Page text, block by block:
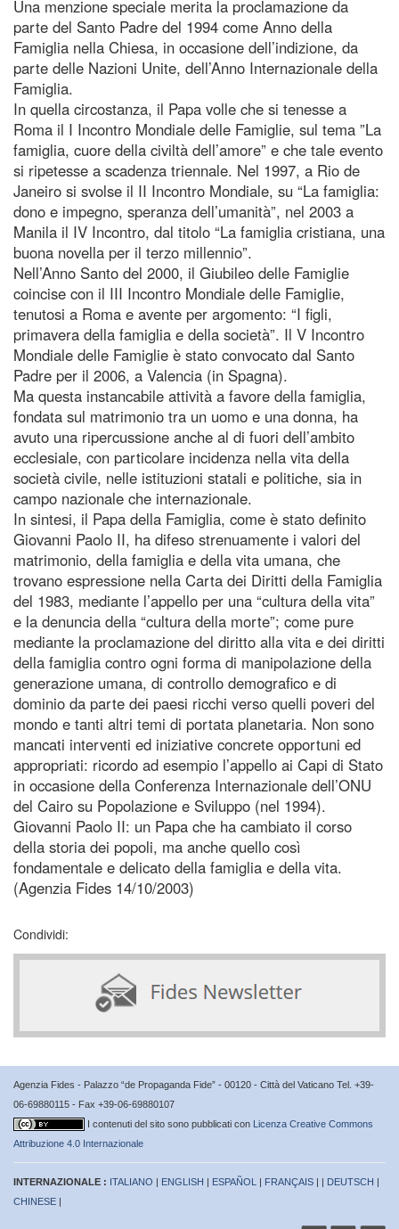
Una menzione speciale merita la proclamazione da
parte del Santo Padre del 1994 come Anno della
Famiglia nella Chiesa, in occasione dell’indizione, da
parte delle Nazioni Unite, dell’Anno Internazionale della
Famiglia.
In quella circostanza, il Papa volle che si tenesse a
Roma il I Incontro Mondiale delle Famiglie, sul tema ”La
famiglia, cuore della civiltà dell’amore” e che tale evento
si ripetesse a scadenza triennale. Nel 1997, a Rio de
Janeiro si svolse il II Incontro Mondiale, su “La famiglia:
dono e impegno, speranza dell’umanità”, nel 2003 a
Manila il IV Incontro, dal titolo “La famiglia cristiana, una
buona novella per il terzo millennio”.
Nell’Anno Santo del 2000, il Giubileo delle Famiglie
coincise con il III Incontro Mondiale delle Famiglie,
tenutosi a Roma e avente per argomento: “I figli,
primavera della famiglia e della società”. Il V Incontro
Mondiale delle Famiglie è stato convocato dal Santo
Padre per il 2006, a Valencia (in Spagna).
Ma questa instancabile attività a favore della famiglia,
fondata sul matrimonio tra un uomo e una donna, ha
avuto una ripercussione anche al di fuori dell’ambito
ecclesiale, con particolare incidenza nella vita della
società civile, nelle istituzioni statali e politiche, sia in
campo nazionale che internazionale.
In sintesi, il Papa della Famiglia, come è stato definito
Giovanni Paolo II, ha difeso strenuamente i valori del
matrimonio, della famiglia e della vita umana, che
trovano espressione nella Carta dei Diritti della Famiglia
del 1983, mediante l’appello per una “cultura della vita”
e la denuncia della “cultura della morte”; come pure
mediante la proclamazione del diritto alla vita e dei diritti
della famiglia contro ogni forma di manipolazione della
generazione umana, di controllo demografico e di
dominio da parte dei paesi ricchi verso quelli poveri del
mondo e tanti altri temi di portata planetaria. Non sono
mancati interventi ed iniziative concrete opportuni ed
appropriati: ricordo ad esempio l’appello ai Capi di Stato
in occasione della Conferenza Internazionale dell’ONU
del Cairo su Popolazione e Sviluppo (nel 1994).
Giovanni Paolo II: un Papa che ha cambiato il corso
della storia dei popoli, ma anche quello così
fondamentale e delicato della famiglia e della vita.
(Agenzia Fides 14/10/2003)
Condividi:
Agenzia Fides - Palazzo “de Propaganda Fide” - 00120 - Città del Vaticano Tel. +39-
06-69880115 - Fax +39-06-69880107
I contenuti del sito sono pubblicati con Licenza Creative Commons
Attribuzione 4.0 Internazionale
INTERNAZIONALE : ITALIANO | ENGLISH | ESPAÑOL | FRANÇAIS | | DEUTSCH |
CHINESE |